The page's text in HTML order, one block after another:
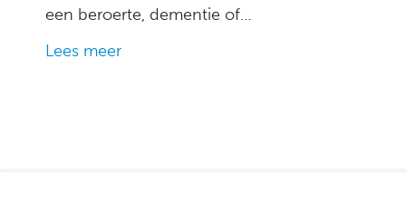
een beroerte, dementie of…
Lees meer